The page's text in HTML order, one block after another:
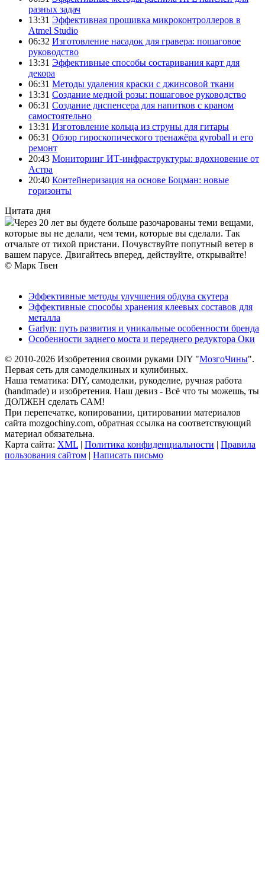
разных задач
13:31 Эффективная прошивка микроконтроллеров в
Atmel Studio
06:32 Изготовление насадок для гравера: пошаговое
руководство
13:31 Эффективные способы состаривания карт для
декора
06:31 Методы удаления краски с джинсовой ткани
13:31 Создание медной розы: пошаговое руководство
06:31 Создание диспенсера для напитков с краном
самостоятельно
13:31 Изготовление кольца из струны для гитары
06:31 Обзор гироскопического тренажёра gyroball и его
ремонт
20:43 Мониторинг ИТ-инфраструктуры: вдохновение от
Астра
20:40 Контейнеризация на основе Боцман: новые
горизонты
Цитата дня
Через 20 лет вы будете больше разочарованы теми вещами,
которые вы не делали, чем теми, которые вы сделали. Так
отчальте от тихой пристани. Почувствуйте попутный ветер в
вашем парусе. Двигайтесь вперед, действуйте, открывайте!
© Марк Твен
Эффективные методы улучшения обдува скутера
Эффективные способы хранения клеевых составов для
металла
Garlyn: путь развития и уникальные особенности бренда
Особенности заднего моста и переднего редуктора Оки
© 2010-2026 Изобретения своими руками DIY "МозгоЧины".
Первая сеть для самоделкиных и кулибиных.
Наша тематика: DIY, самоделки, рукоделие, ручная работа
(handmade) и изобретения. Наш девиз - Всё что ты можешь, ты
ДОЛЖЕН сделать САМ!
При перепечатке, копировании, цитировании материалов
сайта mozgochiny.com, обратная ссылка на соответствующий
материал обязательна.
Карта сайта: XML | Политика конфиденциальности | Правила
пользования сайтом | Написать письмо